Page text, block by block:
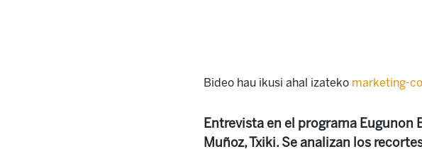
Bideo hau ikusi ahal izateko marketing-
Entrevista en el programa Eugunon
Muñoz, Txiki. Se analizan los